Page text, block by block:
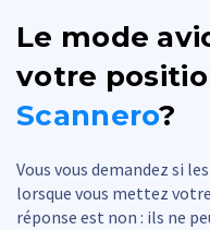
Le mode
votre
Scannero?
Vous vous demandez si
lorsque vous mettez
réponse est non : ils ne